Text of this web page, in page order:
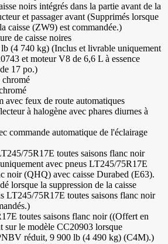
noirs intégrés dans la partie avant de la
et passager avant (Supprimés lorsque
caisse (ZW9) est commandée.)
de caisse noires
(4 740 kg) (Inclus et livrable uniquement
et moteur V8 de 6,6 L à essence
17 po.)
chromé
avec feux de route automatiques
à halogène avec phares diurnes à
commande automatique de l'éclairage
75R17E toutes saisons flanc noir
avec pneus LT245/75R17E
noir (QHQ) avec caisse Durabed (E63).
lorsque la suppression de la caisse
LT245/75R17E toutes saisons flanc noir
toutes saisons flanc noir ((Offert en
sur le modèle CC20903 lorsque
réduit, 9 900 lb (4 490 kg) (C4M).)